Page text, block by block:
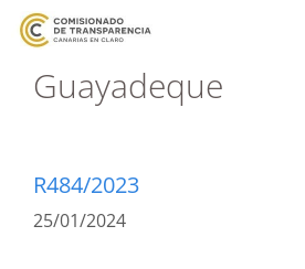
Guayadeque
R484/2023
25/01/2024